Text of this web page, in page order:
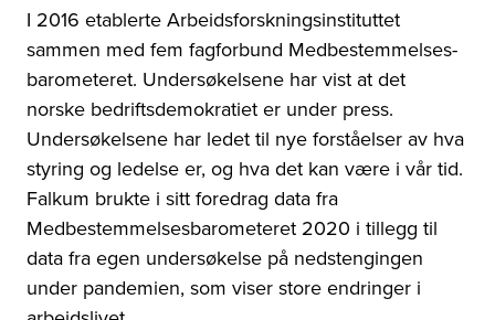
I 2016 etablerte Arbeidsforskningsinstituttet
sammen med fem fagforbund Medbestemmelses­
barometeret. Undersøkelsene har vist at det
norske bedriftsdemokratiet er under press.
Undersøkelsene har ledet til nye forståelser av hva
styring og ledelse er, og hva det kan være i vår tid.
Falkum brukte i sitt foredrag data fra
Medbestemmelsesbarometeret 2020 i tillegg til
data fra egen undersøkelse på nedstengingen
under pandemien, som viser store endringer i